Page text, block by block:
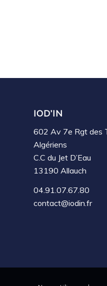
IOD’IN
602 Av 7e Rgt des
Algériens
C.C du Jet D’Eau
13190 Allauch
04.91.07.67.80
contact@iodin.fr